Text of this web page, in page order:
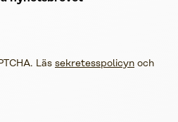
Läs sekretesspolicyn och